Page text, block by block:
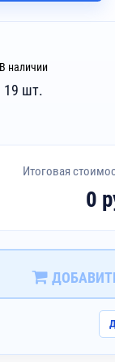
В наличии
19 шт.
Итоговая
0